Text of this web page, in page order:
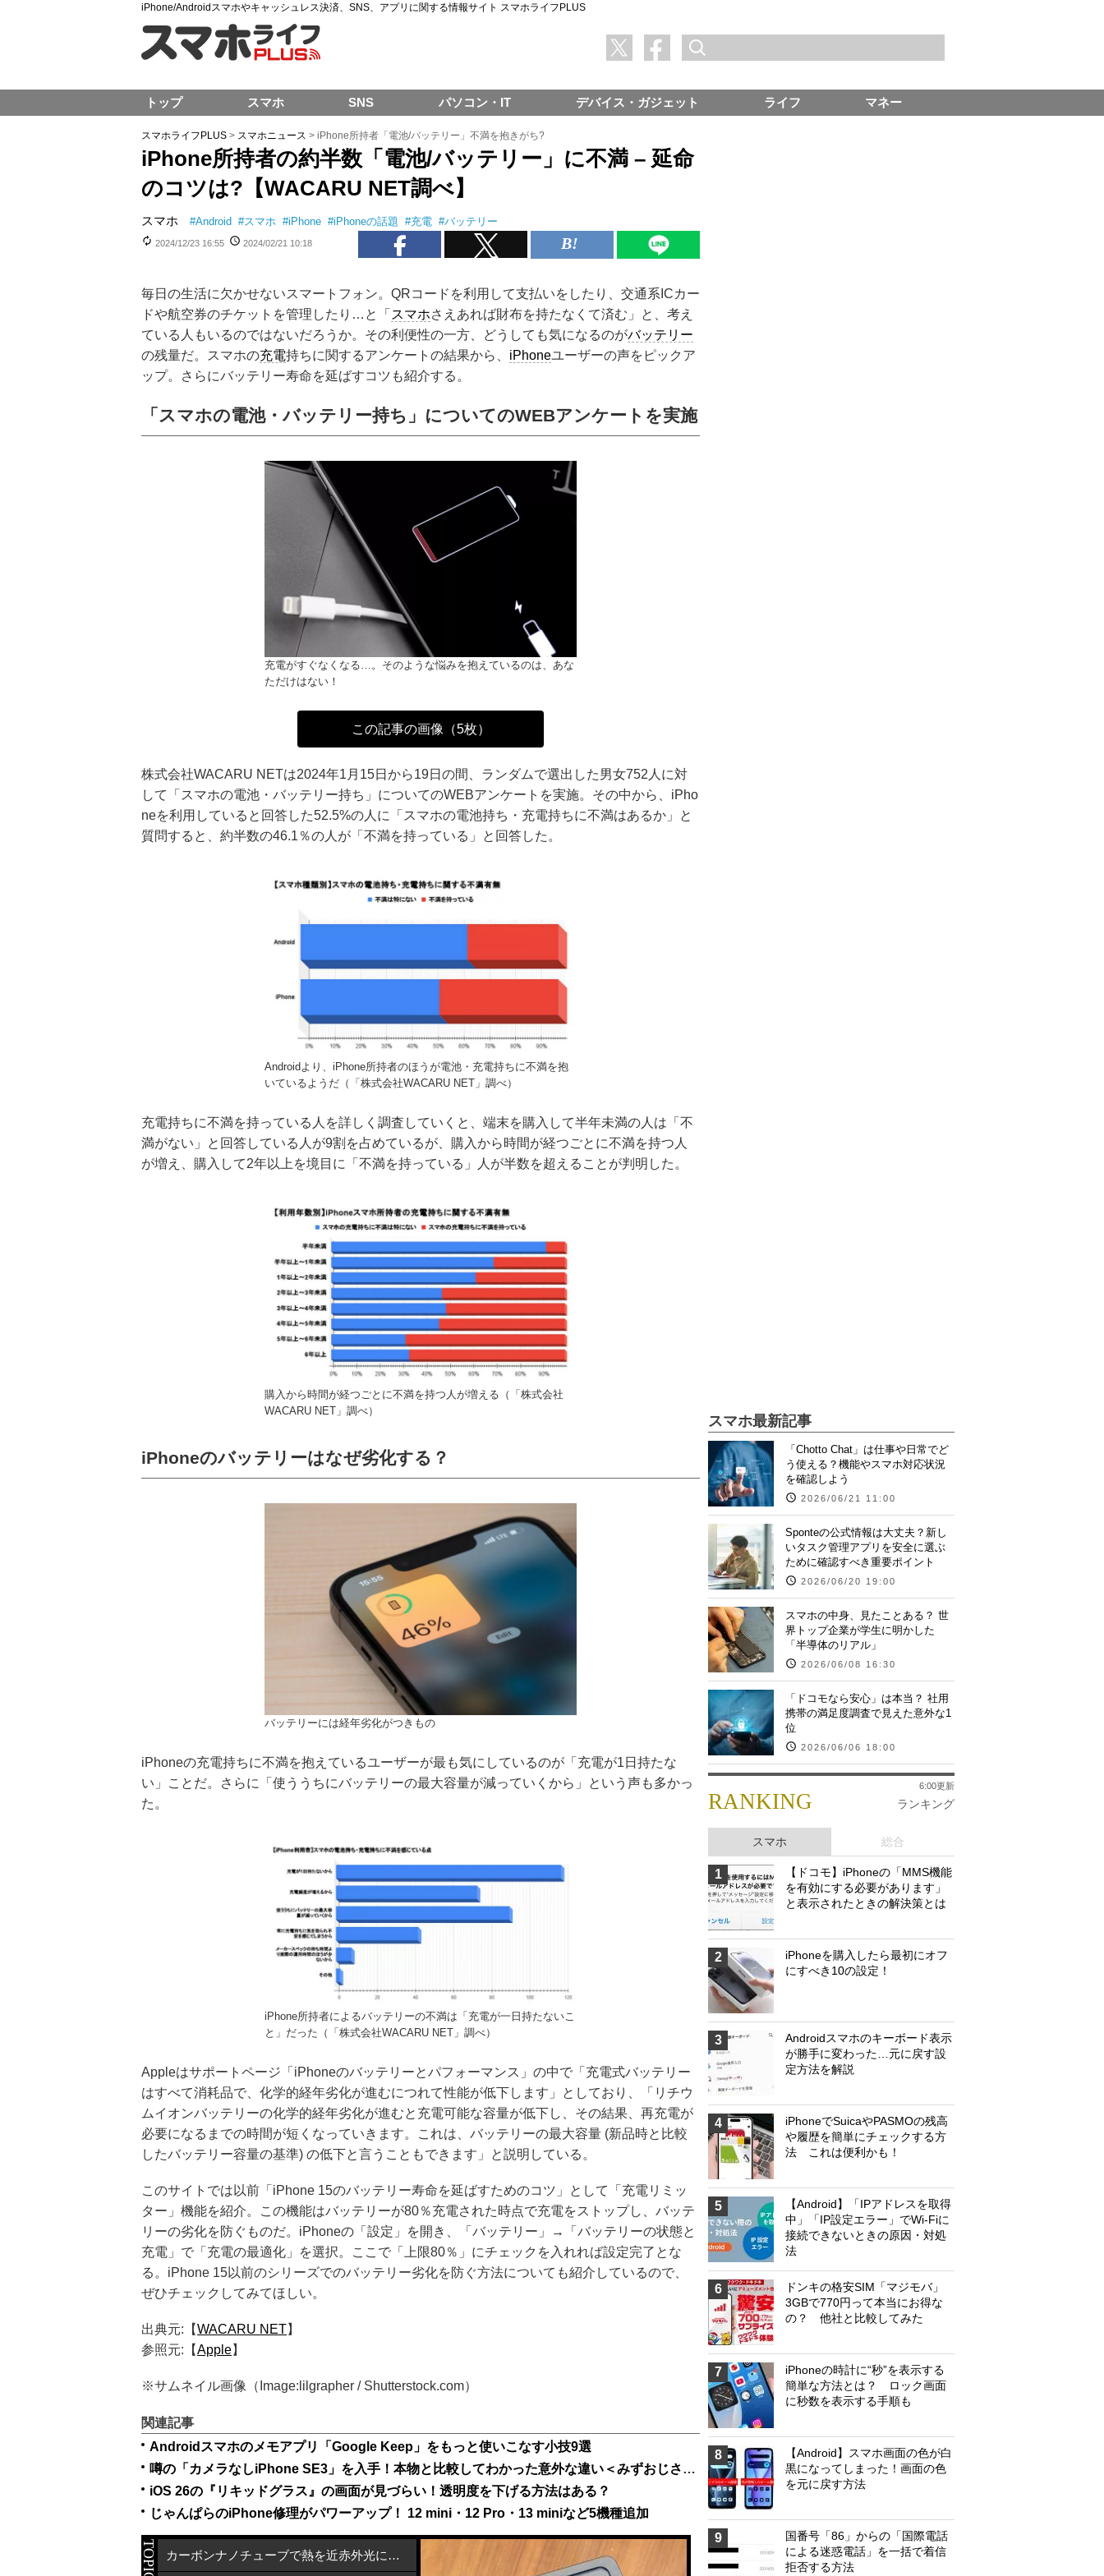
iPhone/Androidスマホやキャッシュレス決済、SNS、アプリに関する情報サイト スマホライフPLUS
スマホライフPLUS > スマホニュース > iPhone所持者「電池/バッテリー」不満を抱きがち?
iPhone所持者の約半数「電池/バッテリー」に不満 – 延命
のコツは?【WACARU NET調べ】
スマホ #Android #スマホ #iPhone #iPhoneの話題 #充電 #バッテリー
2024/12/23 16:55 2024/02/21 10:18
毎日の生活に欠かせないスマートフォン。QRコードを利用して支払いをしたり、交通系ICカー
ドや航空券のチケットを管理したり…と「 スマホさえあれば財布を持たなくて済む」と、考え
ている人もいるのではないだろうか。その利便性の一方、どうしても気になるのがバッテリー
の残量だ。スマホの充電持ちに関するアンケートの結果から、 iPhoneユーザーの声をピックア
ップ。さらにバッテリー寿命を延ばすコツも紹介する。
「スマホの電池・バッテリー持ち」についてのWEBアンケートを実施
充電がすぐなくなる…。そのような悩みを抱えているのは、あな
ただけはない！
この記事の画像（5枚）
株式会社WACARU NETは2024年1月15日から19日の間、ランダムで選出した男女752人に対
して「スマホの電池・バッテリー持ち」についてのWEBアンケートを実施。その中から、iPho
neを利用していると回答した52.5%の人に「スマホの電池持ち・充電持ちに不満はあるか」と
質問すると、約半数の46.1％の人が「不満を持っている」と回答した。
Androidより、iPhone所持者のほうが電池・充電持ちに不満を抱
いているようだ（「株式会社WACARU NET」調べ）
充電持ちに不満を持っている人を詳しく調査していくと、端末を購入して半年未満の人は「不
満がない」と回答している人が9割を占めているが、購入から時間が経つごとに不満を持つ人
が増え、購入して2年以上を境目に「不満を持っている」人が半数を超えることが判明した。
購入から時間が経つごとに不満を持つ人が増える（「株式会社
WACARU NET」調べ）
iPhoneのバッテリーはなぜ劣化する？
バッテリーには経年劣化がつきもの
iPhoneの充電持ちに不満を抱えているユーザーが最も気にしているのが「充電が1日持たな
い」ことだ。さらに「使ううちにバッテリーの最大容量が減っていくから」という声も多かっ
た。
iPhone所持者によるバッテリーの不満は「充電が一日持たないこ
と」だった（「株式会社WACARU NET」調べ）
Appleはサポートページ「iPhoneのバッテリーとパフォーマンス」の中で「充電式バッテリー
はすべて消耗品で、化学的経年劣化が進むにつれて性能が低下します」としており、「リチウ
ムイオンバッテリーの化学的経年劣化が進むと充電可能な容量が低下し、その結果、再充電が
必要になるまでの時間が短くなっていきます。これは、バッテリーの最大容量 (新品時と比較
したバッテリー容量の基準) の低下と言うこともできます」と説明している。
このサイトでは以前「iPhone 15のバッテリー寿命を延ばすためのコツ」として「充電リミッ
ター」機能を紹介。この機能はバッテリーが80％充電された時点で充電をストップし、バッテ
リーの劣化を防ぐものだ。iPhoneの「設定」を開き、「バッテリー」→「バッテリーの状態と
充電」で「充電の最適化」を選択。ここで「上限80％」にチェックを入れれば設定完了とな
る。iPhone 15以前のシリーズでのバッテリー劣化を防ぐ方法についても紹介しているので、
ぜひチェックしてみてほしい。
出典元:【WACARU NET】
参照元:【Apple】
※サムネイル画像（Image:lilgrapher / Shutterstock.com）
関連記事
Androidスマホのメモアプリ「Google Keep」をもっと使いこなす小技9選
噂の「カメラなしiPhone SE3」を入手！本物と比較してわかった意外な違い＜みずおじさん＞
iOS 26の『リキッドグラス』の画面が見づらい！透明度を下げる方法はある？
じゃんぱらのiPhone修理がパワーアップ！ 12 mini・12 Pro・13 miniなど5機種追加
TOPICS カーボンナノチューブで熱を近赤外光に変換する方法
スマホ最新記事
「Chotto Chat」は仕事や日常でど
う使える？機能やスマホ対応状況
を確認しよう
2026/06/21 11:00
Sponteの公式情報は大丈夫？新し
いタスク管理アプリを安全に選ぶ
ために確認すべき重要ポイント
2026/06/20 19:00
スマホの中身、見たことある？ 世
界トップ企業が学生に明かした
「半導体のリアル」
2026/06/08 16:30
「ドコモなら安心」は本当？ 社用
携帯の満足度調査で見えた意外な1
位
2026/06/06 18:00
RANKING ランキング
6:00更新
スマホ 総合
1
【ドコモ】iPhoneの「MMS機能
を有効にする必要があります」
と表示されたときの解決策とは
2
iPhoneを購入したら最初にオフ
にすべき10の設定！
3
Androidスマホのキーボード表示
が勝手に変わった…元に戻す設
定方法を解説
4
iPhoneでSuicaやPASMOの残高
や履歴を簡単にチェックする方
法 これは便利かも！
5
【Android】「IPアドレスを取得
中」「IP設定エラー」でWi-Fiに
接続できないときの原因・対処
法
6
ドンキの格安SIM「マジモバ」
3GBで770円って本当にお得な
の？ 他社と比較してみた
7
iPhoneの時計に“秒”を表示する
簡単な方法とは？ ロック画面
に秒数を表示する手順も
8
【Android】スマホ画面の色が白
黒になってしまった！画面の色
を元に戻す方法
9
国番号「86」からの「国際電話
による迷惑電話」を一括で着信
拒否する方法
トップ スマホ SNS パソコン・IT デバイス・ガジェット ライフ マネー